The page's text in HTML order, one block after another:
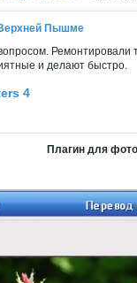
Верхней Пышме
Ремонтировали
и делают быстро.
4
Плагин для